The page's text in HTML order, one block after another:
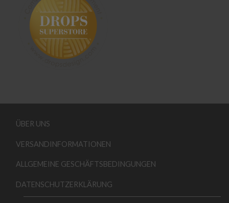
ÜBER UNS
VERSANDINFORMATIONEN
ALLGEMEINE GESCHÄFTSBEDINGUNGEN
DATENSCHUTZERKLÄRUNG